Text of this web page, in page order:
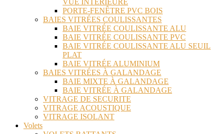
VUE INTÉRIEURE
PORTE-FENÊTRE PVC BOIS
BAIES VITRÉES COULISSANTES
BAIE VITRÉE COULISSANTE ALU
BAIE VITRÉE COULISSANTE PVC
BAIE VITRÉE COULISSANTE ALU SEUIL
PLAT
BAIE VITRÉE ALUMINIUM
BAIES VITRÉES À GALANDAGE
BAIE MIXTE À GALANDAGE
BAIE VITRÉE À GALANDAGE
VITRAGE DE SECURITE
VITRAGE ACOUSTIQUE
VITRAGE ISOLANT
Volets